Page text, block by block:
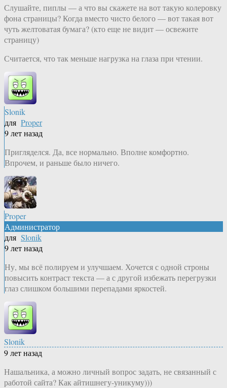
Слушайте, пиплы — а что вы скажете на вот такую колеровку
фона страницы? Когда вместо чисто белого — вот такая вот
чуть желтоватая бумага? (кто еще не видит — освежите
страницу)
Считается, что так меньше нагрузка на глаза при чтении.
Slonik
для Proper
9 лет назад
Пригляделся. Да, все нормально. Вполне комфортно.
Впрочем, и раньше было ничего.
Proper
Администратор
для Slonik
9 лет назад
Ну, мы всё полируем и улучшаем. Хочется с одной строны
повысить контраст текста — а с другой избежать перегрузки
глаз слишком большими перепадами яркостей.
Slonik
9 лет назад
Нашальника, а можно личный вопрос задать, не связанный с
работой сайта? Как айтишнегу-уникуму)))